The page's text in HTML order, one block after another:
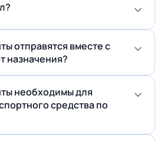
отправятся вместе с
назначения?
необходимы для
средства по